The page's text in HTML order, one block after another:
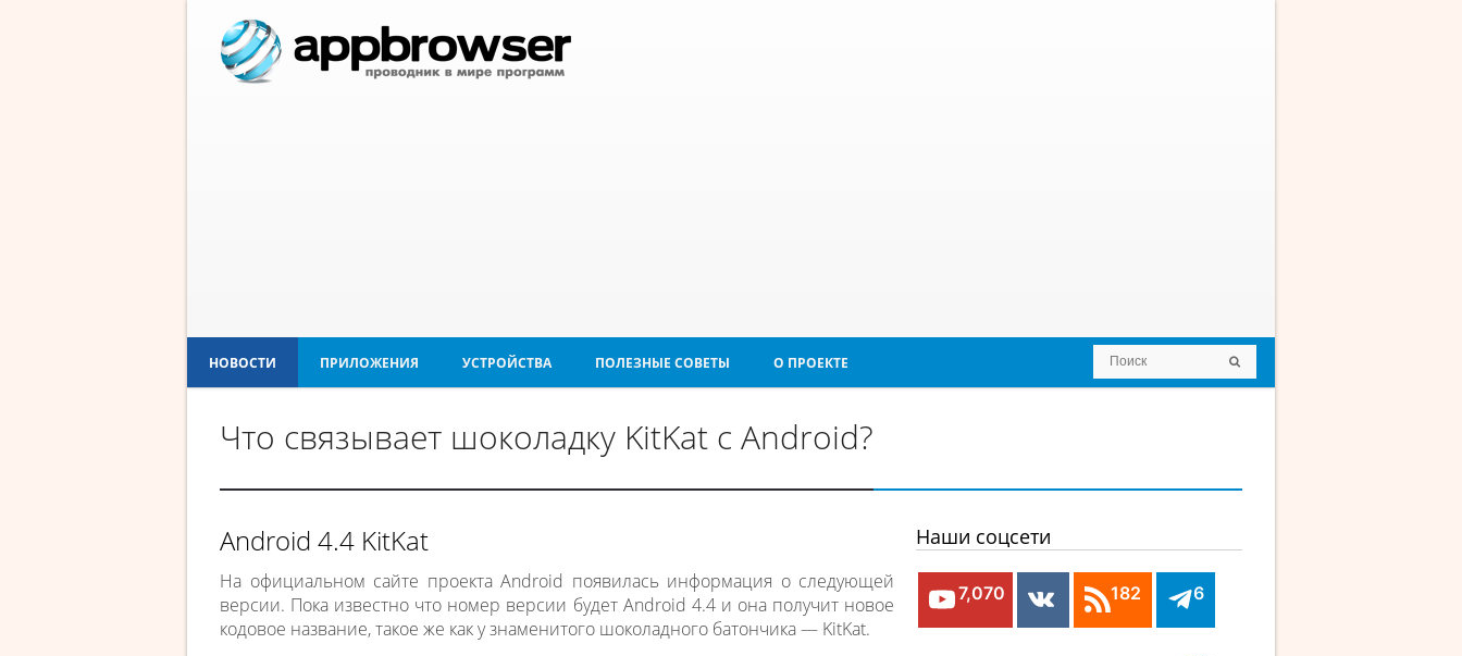
НОВОСТИ ПРИЛОЖЕНИЯ УСТРОЙСТВА ПОЛЕЗНЫЕ СОВЕТЫ О ПРОЕКТЕ
Что связывает шоколадку KitKat с Android?
Android 4.4 KitKat
На официальном сайте проекта Android появилась информация о следующей
версии. Пока известно что номер версии будет Android 4.4 и она получит новое
кодовое название, такое же как у знаменитого шоколадного батончика — KitKat.
Наши соцсети
7,070 182 6